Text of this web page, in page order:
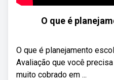
O que é
O que é planejamento
Avaliação que você
muito cobrado em ...